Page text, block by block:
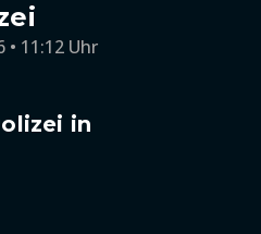
• 11:12 Uhr
in